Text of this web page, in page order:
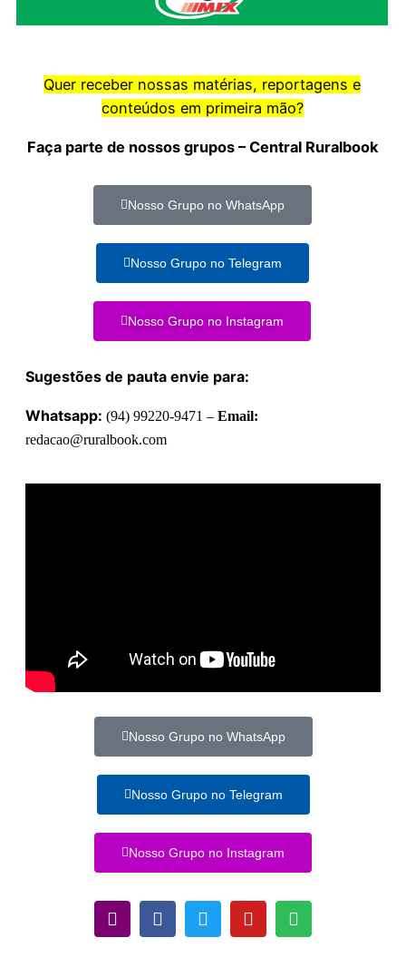
Quer receber nossas matérias, reportagens e
conteúdos em primeira mão?
Faça parte de nossos grupos – Central Ruralbook
Nosso Grupo no WhatsApp
Nosso Grupo no Telegram
Nosso Grupo no Instagram
Sugestões de pauta envie para:
Whatsapp: (94) 99220-9471 – Email:
redacao@ruralbook.com
Nosso Grupo no WhatsApp
Nosso Grupo no Telegram
Nosso Grupo no Instagram